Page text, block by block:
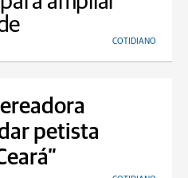
COTIDIANO
petista